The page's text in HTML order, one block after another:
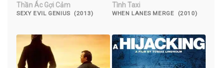
Thần Ác Gợi Cảm
SEXY EVIL GENIUS (2013)
Tình Taxi
WHEN LANES MERGE (2010)